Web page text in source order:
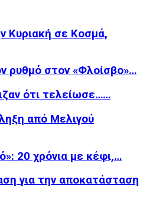
Κυριακή σε Κοσμά,
ρυθμό στον «Φλοίσβο»…
ότι τελείωσε……
από Μελιγού
20 χρόνια με κέφι,…
για την αποκατάσταση